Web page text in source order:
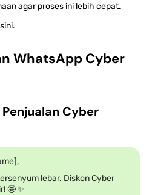
agar proses ini lebih cepat.
WhatsApp Cyber
Cyber
lebar. Diskon Cyber
🤩 ✨